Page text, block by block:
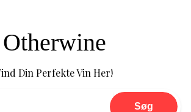
Otherwine
Din Perfekte Vin Her!
Søg